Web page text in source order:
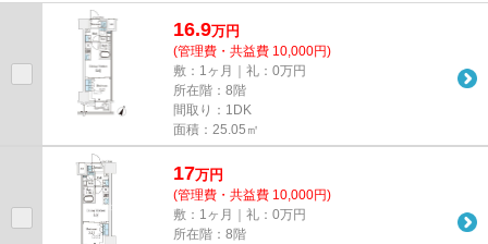
16.9万円
(管理費・共益費 10,000円)
敷：1ヶ月｜礼：0万円
所在階：8階
間取り：1DK
面積：25.05㎡
17万円
(管理費・共益費 10,000円)
敷：1ヶ月｜礼：0万円
所在階：8階